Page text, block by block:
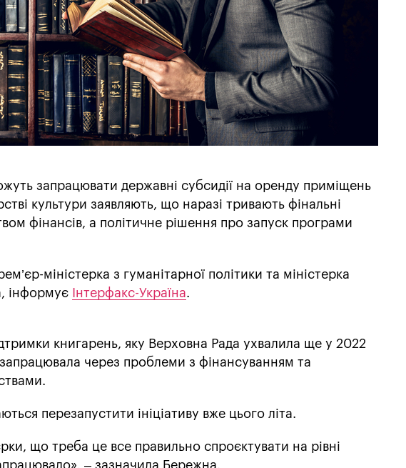
запрацювати державні субсидії на оренду приміщень
культури заявляють, що наразі тривають фінальні
фінансів, а політичне рішення про запуск програми
міністерка з гуманітарної політики та міністерка
інформує
Інтерфакс-Україна.
книгарень, яку Верховна Рада ухвалила ще у 2022
через проблеми з фінансуванням та
перезапустити ініціативу вже цього літа.
що треба це все правильно спроєктувати на рівні
– зазначила Бережна.